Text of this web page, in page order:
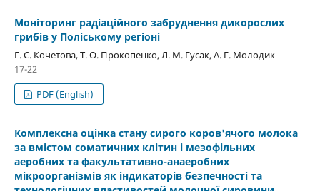
Моніторинг радіаційного забруднення дикорослих
грибів у Поліському регіоні
Г. С. Кочетова, Т. О. Прокопенко, Л. М. Гусак, А. Г. Молодик
17-22
PDF (English)
Комплексна оцінка стану сирого коров'ячого молока
за вмістом соматичних клітин і мезофільних
аеробних та факультативно-анаеробних
мікроорганізмів як індикаторів безпечності та